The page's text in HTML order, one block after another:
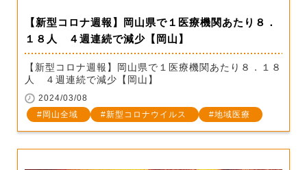
【新型コロナ週報】岡山県で１医療機関あたり８．
１８人 ４週連続で減少【岡山】
【新型コロナ週報】岡山県で１医療機関あたり８．１８
人 ４週連続で減少【岡山】
2024/03/08
岡山全域
新型コロナウイルス 地域医療